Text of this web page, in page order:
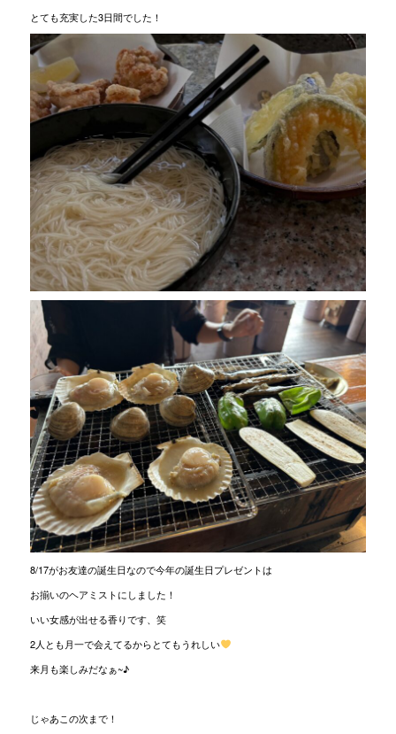
とても充実した3日間でした！
8/17がお友達の誕生日なので今年の誕生日プレゼントは
お揃いのヘアミストにしました！
いい女感が出せる香りです、笑
2人とも月一で会えてるからとてもうれしい
来月も楽しみだなぁ~♪
じゃあこの次まで！